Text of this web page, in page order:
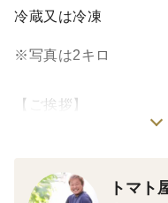
冷蔵又は冷凍
※写真は2キロ
【ご挨拶】
愛知県碧南市で53年
します。
トマト